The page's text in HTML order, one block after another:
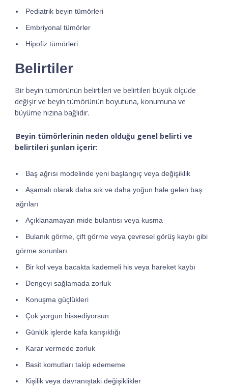
Pediatrik beyin tümörleri
Embriyonal tümörler
Hipofiz tümörleri
Belirtiler
Bir beyin tümörünün belirtileri ve belirtileri büyük ölçüde
değişir ve beyin tümörünün boyutuna, konumuna ve
büyüme hızına bağlıdır.
Beyin tümörlerinin neden olduğu genel belirti ve
belirtileri şunları içerir:
Baş ağrısı modelinde yeni başlangıç ​​veya değişiklik
Aşamalı olarak daha sık ve daha yoğun hale gelen baş
ağrıları
Açıklanamayan mide bulantısı veya kusma
Bulanık görme, çift görme veya çevresel görüş kaybı gibi
görme sorunları
Bir kol veya bacakta kademeli his veya hareket kaybı
Dengeyi sağlamada zorluk
Konuşma güçlükleri
Çok yorgun hissediyorsun
Günlük işlerde kafa karışıklığı
Karar vermede zorluk
Basit komutları takip edememe
Kişilik veya davranıştaki değişiklikler